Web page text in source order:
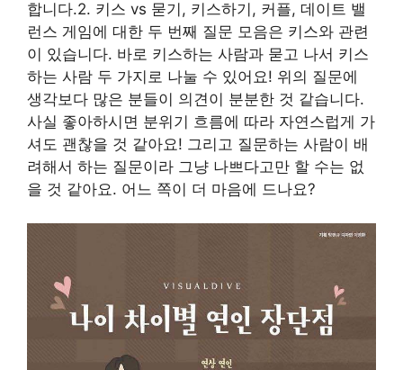
합니다.2. 키스 vs 묻기, 키스하기, 커플, 데이트 밸
런스 게임에 대한 두 번째 질문 모음은 키스와 관련
이 있습니다. 바로 키스하는 사람과 묻고 나서 키스
하는 사람 두 가지로 나눌 수 있어요! 위의 질문에
생각보다 많은 분들이 의견이 분분한 것 같습니다.
사실 좋아하시면 분위기 흐름에 따라 자연스럽게 가
셔도 괜찮을 것 같아요! 그리고 질문하는 사람이 배
려해서 하는 질문이라 그냥 나쁘다고만 할 수는 없
을 것 같아요. 어느 쪽이 더 마음에 드나요?